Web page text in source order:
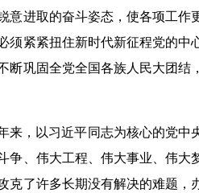
意进取的奋斗姿态，使各项工作
须紧紧扭住新时代新征程党的中
断巩固全党全国各族人民大团结
，以习近平同志为核心的党中
争、伟大工程、伟大事业、伟大
克了许多长期没有解决的难题，